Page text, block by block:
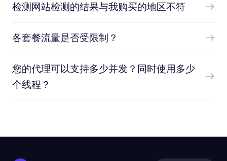
检测网站检测的结果与我购买的地区不符
各套餐流量是否受限制？
您的代理可以支持多少并发？同时使用多少
个线程？